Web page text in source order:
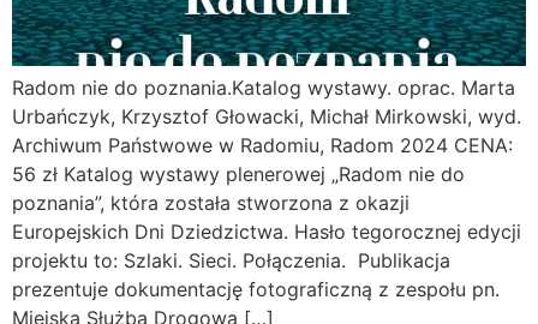
Radom nie do poznania.Katalog wystawy. oprac. Marta
Urbańczyk, Krzysztof Głowacki, Michał Mirkowski, wyd.
Archiwum Państwowe w Radomiu, Radom 2024 CENA:
56 zł Katalog wystawy plenerowej „Radom nie do
poznania”, która została stworzona z okazji
Europejskich Dni Dziedzictwa. Hasło tegorocznej edycji
projektu to: Szlaki. Sieci. Połączenia. Publikacja
prezentuje dokumentację fotograficzną z zespołu pn.
Miejska Służba Drogowa […]